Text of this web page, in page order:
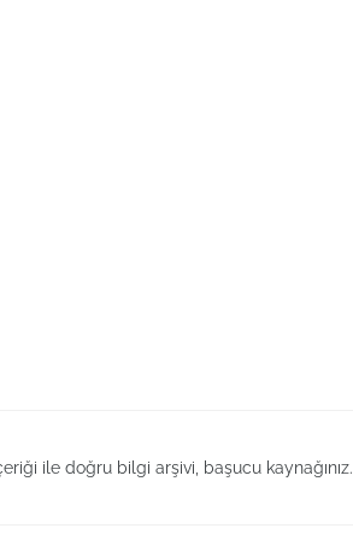
ile doğru bilgi arşivi, başucu kaynağınız.